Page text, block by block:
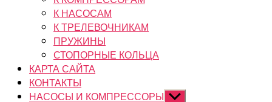
К НАСОСАМ
К ТРЕЛЕВОЧНИКАМ
ПРУЖИНЫ
СТОПОРНЫЕ КОЛЬЦА
КАРТА САЙТА
КОНТАКТЫ
НАСОСЫ И КОМПРЕССОРЫ Показывать